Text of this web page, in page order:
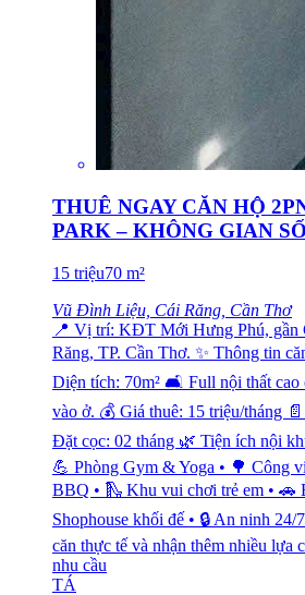
THUÊ NGAY CĂN HỘ
PARK – KHÔNG GIAN
15 triệu70 m²
Vũ Đình Liệu, Cái Răng, Cần Thơ
📍 Vị trí: KĐT Mới Hưng Phú, gần
Răng, TP. Cần Thơ. ✨ Thông tin
Diện tích: 70m² 🛋️ Full nội thất cao
vào ở. 💰 Giá thuê: 15 triệu/tháng
Đặt cọc: 02 tháng 🌿 Tiện ích nội
💪 Phòng Gym & Yoga • 🌳 Công
BBQ • 🛝 Khu vui chơi trẻ em • 🚗
Shophouse khối đế • 🔒 An ninh
căn thực tế và nhận thêm nhiều lựa
nhu cầu
TÁ